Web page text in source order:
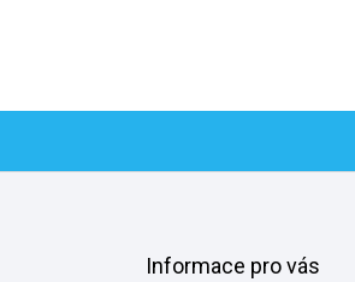
Informace pro vás